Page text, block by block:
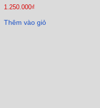
1.250.000₫
Thêm vào giỏ